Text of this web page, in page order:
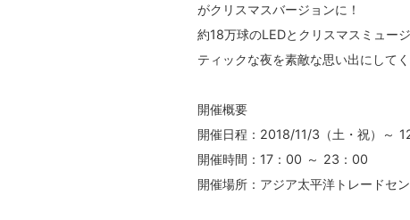
がクリスマスバージョンに！
約18万球のLEDとクリスマスミュー
ティックな夜を素敵な思い出にしてく
開催概要
開催日程：2018/11/3（⼟・祝）～
開催時間：17：00 ～ 23：00
開催場所：アジア太平洋トレードセ